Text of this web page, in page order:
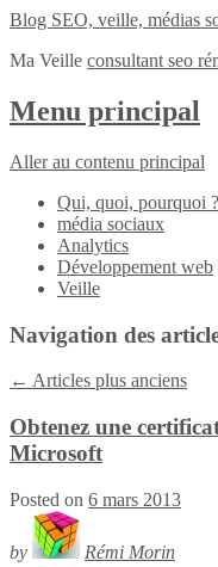
Blog SEO, veille, médias
Ma Veille consultant seo
Menu principal
Aller au contenu principal
Qui, quoi, pourquoi ?
média sociaux
Analytics
Développement web
Veille
Navigation des
← Articles plus anciens
Obtenez une
Microsoft
Posted on 6 mars 2013
by
Rémi Morin